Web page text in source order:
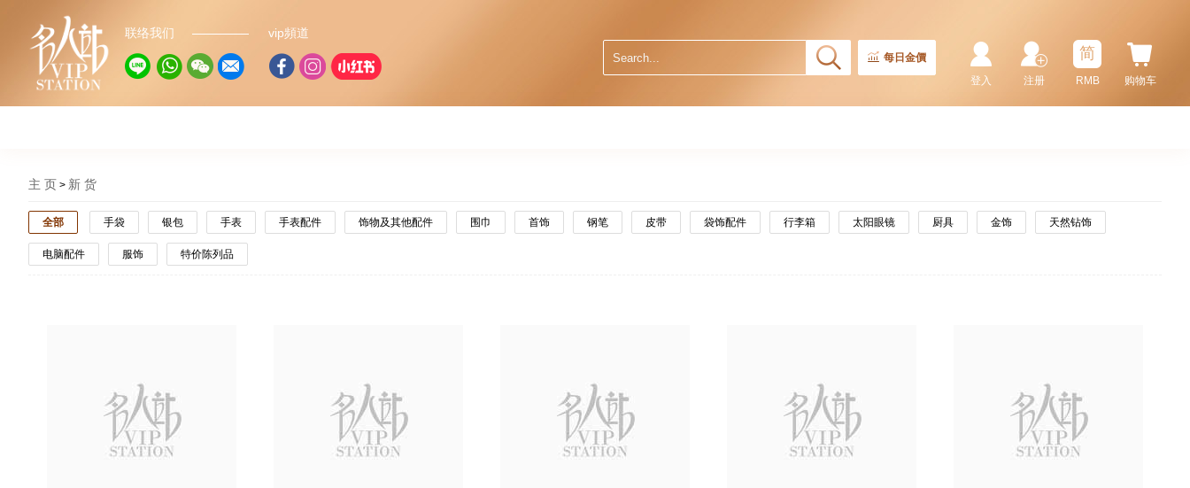
联络我们 vip頻道
每日金價
购物车
简
RMB
注册
登入
主 页 新 货
全部 手袋 银包 手表 手表配件 饰物及其他配件 围巾 首饰 钢笔 皮带 袋饰配件 行李箱 太阳眼镜 厨具 金饰 天然钻饰
电脑配件 服饰 特价陈列品